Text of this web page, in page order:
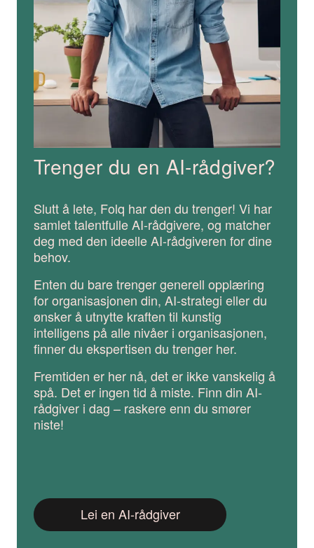
Trenger du en AI-rådgiver?
Slutt å lete, Folq har den du trenger! Vi har
samlet talentfulle AI-rådgivere, og matcher
deg med den ideelle AI-rådgiveren for dine
behov.
Enten du bare trenger generell opplæring
for organisasjonen din, AI-strategi eller du
ønsker å utnytte kraften til kunstig
intelligens på alle nivåer i organisasjonen,
finner du ekspertisen du trenger her.
Fremtiden er her nå, det er ikke vanskelig å
spå. Det er ingen tid å miste. Finn din AI-
rådgiver i dag – raskere enn du smører
niste!
Lei en AI-rådgiver